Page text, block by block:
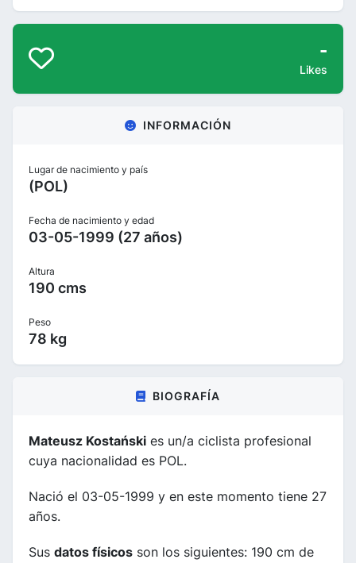
-
Likes
INFORMACIÓN
Lugar de nacimiento y país
(POL)
Fecha de nacimiento y edad
03-05-1999 (27 años)
Altura
190 cms
Peso
78 kg
BIOGRAFÍA
Mateusz Kostański es un/a ciclista profesional
cuya nacionalidad es POL.
Nació el 03-05-1999 y en este momento tiene 27
años.
Sus datos físicos son los siguientes: 190 cm de